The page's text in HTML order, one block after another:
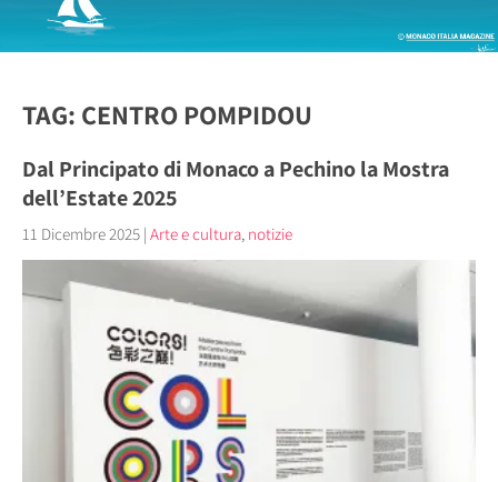
TAG: CENTRO POMPIDOU
Dal Principato di Monaco a Pechino la Mostra
dell’Estate 2025
11 Dicembre 2025 | Arte e cultura, notizie